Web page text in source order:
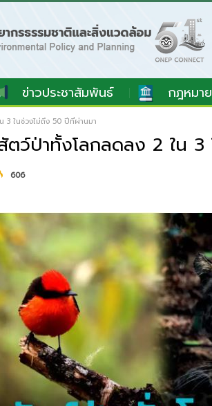
ข่าวประชาสัมพันธ์ กฎหมา
3 ในช่วงไม่ถึง 50 ปีที่ผ่านมา
ตว์ป่าทั้งโลกลดลง 2 ใน
606